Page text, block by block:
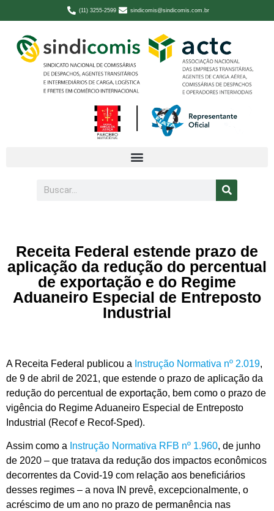
(11) 3255-2599 sindicomis@sindicomis.com.br
Receita Federal estende prazo de
aplicação da redução do percentual
de exportação e do Regime
Aduaneiro Especial de Entreposto
Industrial
A Receita Federal publicou a Instrução Normativa nº 2.019,
de 9 de abril de 2021, que estende o prazo de aplicação da
redução do percentual de exportação, bem como o prazo de
vigência do Regime Aduaneiro Especial de Entreposto
Industrial (Recof e Recof-Sped).
Assim como a Instrução Normativa RFB nº 1.960, de junho
de 2020 – que tratava da redução dos impactos econômicos
decorrentes da Covid-19 com relação aos beneficiários
desses regimes – a nova IN prevê, excepcionalmente, o
acréscimo de um ano no prazo de permanência nas